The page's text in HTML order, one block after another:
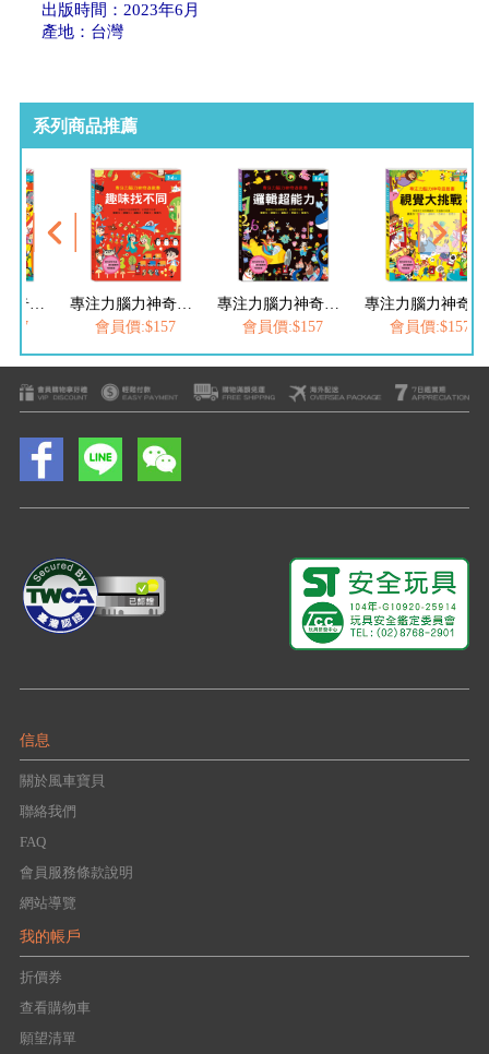
出版時間：2023年6月
產地：台灣
系列商品推薦
會員價:$157
會員價:$157
會員價:$157
信息
關於風車寶貝
聯絡我們
FAQ
會員服務條款說明
網站導覽
我的帳戶
折價券
查看購物車
願望清單